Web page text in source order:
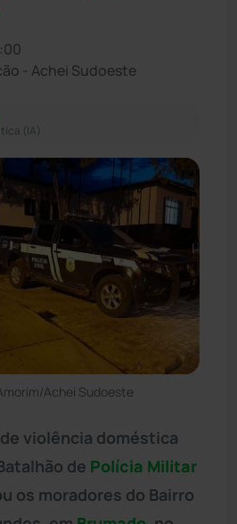
- Achei Sudoeste
(IA)
Achei Sudoeste
violência doméstica
de Polícia Militar
os moradores do Bairro